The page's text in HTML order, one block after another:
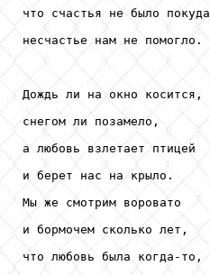
что счастья не было покуда
несчастье нам не помогло.
Дождь ли на окно косится,
снегом ли позамело,
а любовь взлетает птицей
и берет нас на крыло.
Мы же смотрим воровато
и бормочем сколько лет,
что любовь была когда-то,